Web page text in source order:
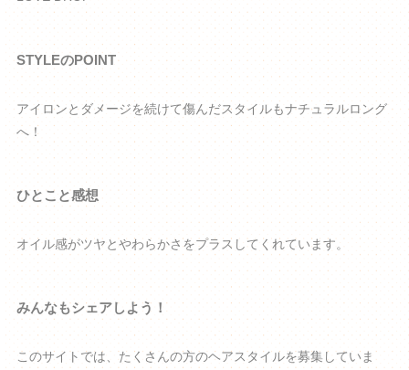
STYLEのPOINT
アイロンとダメージを続けて傷んだスタイルもナチュラルロング
へ！
ひとこと感想
オイル感がツヤとやわらかさをプラスしてくれています。
みんなもシェアしよう！
このサイトでは、たくさんの方のヘアスタイルを募集していま